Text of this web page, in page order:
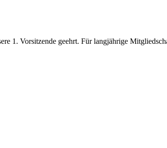
1. Vorsitzende geehrt. Für langjährige